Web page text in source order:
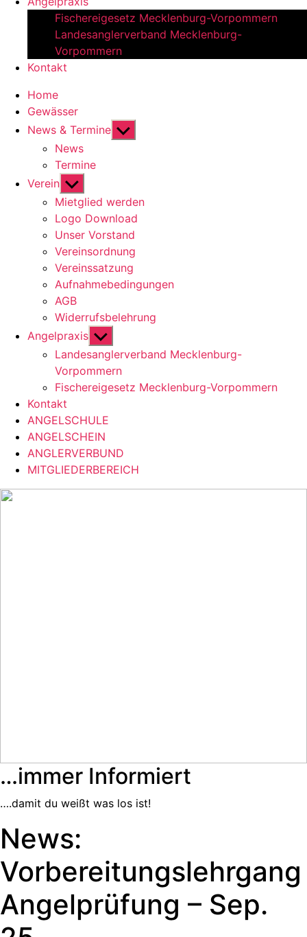
Fischereigesetz Mecklenburg-Vorpommern
Landesanglerverband Mecklenburg-
Vorpommern
Kontakt
Home
Gewässer
News & Termine Untermenü
News
Termine
Verein Untermenü
anzeigen
Mietglied werden
Logo Download
Unser Vorstand
Vereinsordnung
Vereinssatzung
Aufnahmebedingungen
AGB
Widerrufsbelehrung
Angelpraxis Untermenü
anzeigen
Landesanglerverband Mecklenburg-
Vorpommern
Fischereigesetz Mecklenburg-Vorpommern
Kontakt
ANGELSCHULE
ANGELSCHEIN
ANGLERVERBUND
MITGLIEDERBEREICH
…immer Informiert
….damit du weißt was los ist!
News:
Vorbereitungslehrgang
Angelprüfung – Sep.